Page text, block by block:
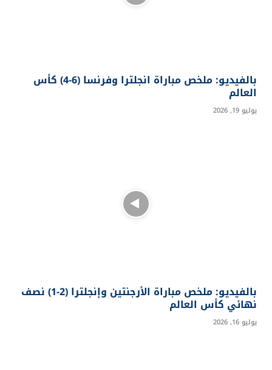
بالفيديو: ملخص مباراة انجلترا وفرنسا (6-4) كأس
العالم
يوليو 19, 2026
بالفيديو: ملخص مباراة الأرجنتين وإنجلترا (2-1) نصف
نهائي كأس العالم
يوليو 16, 2026